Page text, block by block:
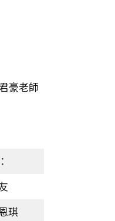
豪老師
琪